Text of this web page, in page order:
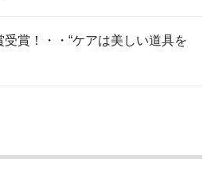
賞！・・“ケアは美しい道具を